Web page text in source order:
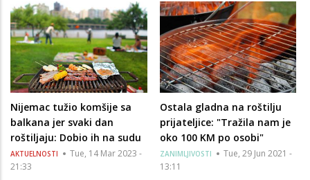
Nijemac tužio komšije sa
balkana jer svaki dan
roštiljaju: Dobio ih na sudu
AKTUELNOSTI
Tue, 14 Mar 2023 -
21:33
Ostala gladna na roštilju
prijateljice: "Tražila nam je
oko 100 KM po osobi"
ZANIMLJIVOSTI
Tue, 29 Jun 2021 -
13:11